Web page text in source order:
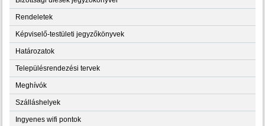
Rendeletek
Képviselő-testületi jegyzőkönyvek
Határozatok
Településrendezési tervek
Meghívók
Szálláshelyek
Ingyenes wifi pontok